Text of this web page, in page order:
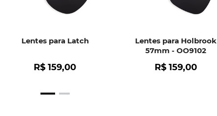
Lentes para Latch
R$ 159,00
Lentes para Holbrook
57mm - OO9102
R$ 159,00